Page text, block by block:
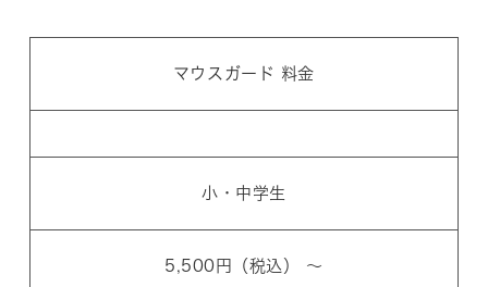
マウスガード 料金
小・中学生
5,500円（税込） ～